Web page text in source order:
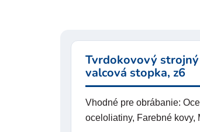
Tvrdokovový
valcová stopka, z6
Vhodné pre obrábanie:
oceloliatiny, Farebné kovy,